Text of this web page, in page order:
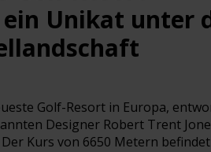
ein Unikat unter
Golf-Resort in Europa,
Designer Robert Trent
Der Kurs von 6650 Metern